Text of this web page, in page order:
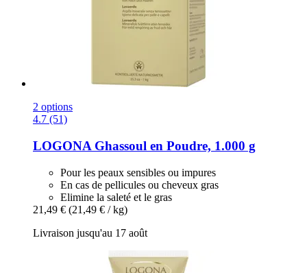
2 options
4.7 (51)
LOGONA Ghassoul en Poudre, 1.000 g
Pour les peaux sensibles ou impures
En cas de pellicules ou cheveux gras
Elimine la saleté et le gras
21,49 € (21,49 € / kg)
Livraison jusqu'au 17 août